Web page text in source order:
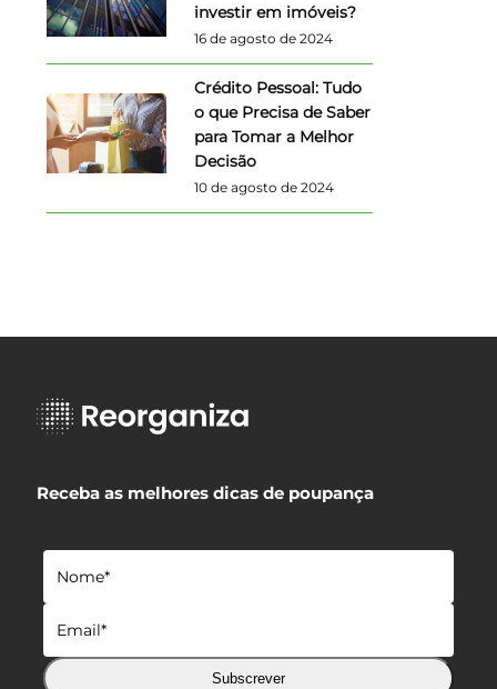
investir em imóveis?
16 de agosto de 2024
Crédito Pessoal: Tudo
o que Precisa de Saber
para Tomar a Melhor
Decisão
10 de agosto de 2024
Receba as melhores dicas de poupança
Subscrever